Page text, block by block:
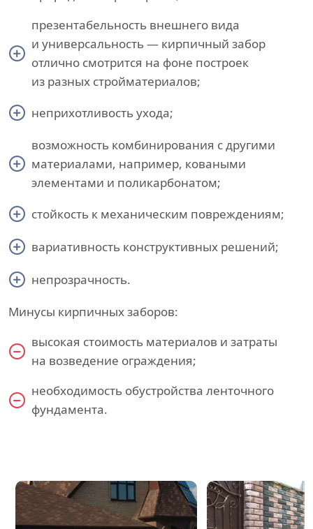
презентабельность внешнего вида
и универсальность — кирпичный забор
отлично смотрится на фоне построек
из разных стройматериалов;
неприхотливость ухода;
возможность комбинирования с другими
материалами, например, коваными
элементами и поликарбонатом;
стойкость к механическим повреждениям;
вариативность конструктивных решений;
непрозрачность.
Минусы кирпичных заборов:
высокая стоимость материалов и затраты
на возведение ограждения;
необходимость обустройства ленточного
фундамента.